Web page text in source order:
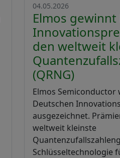
04.05.2026
Elmos
den weltweit
(QRNG)
Elmos
Deutschen
ausgezeichnet.
weltweit kleinste
Schlüsseltechnologie